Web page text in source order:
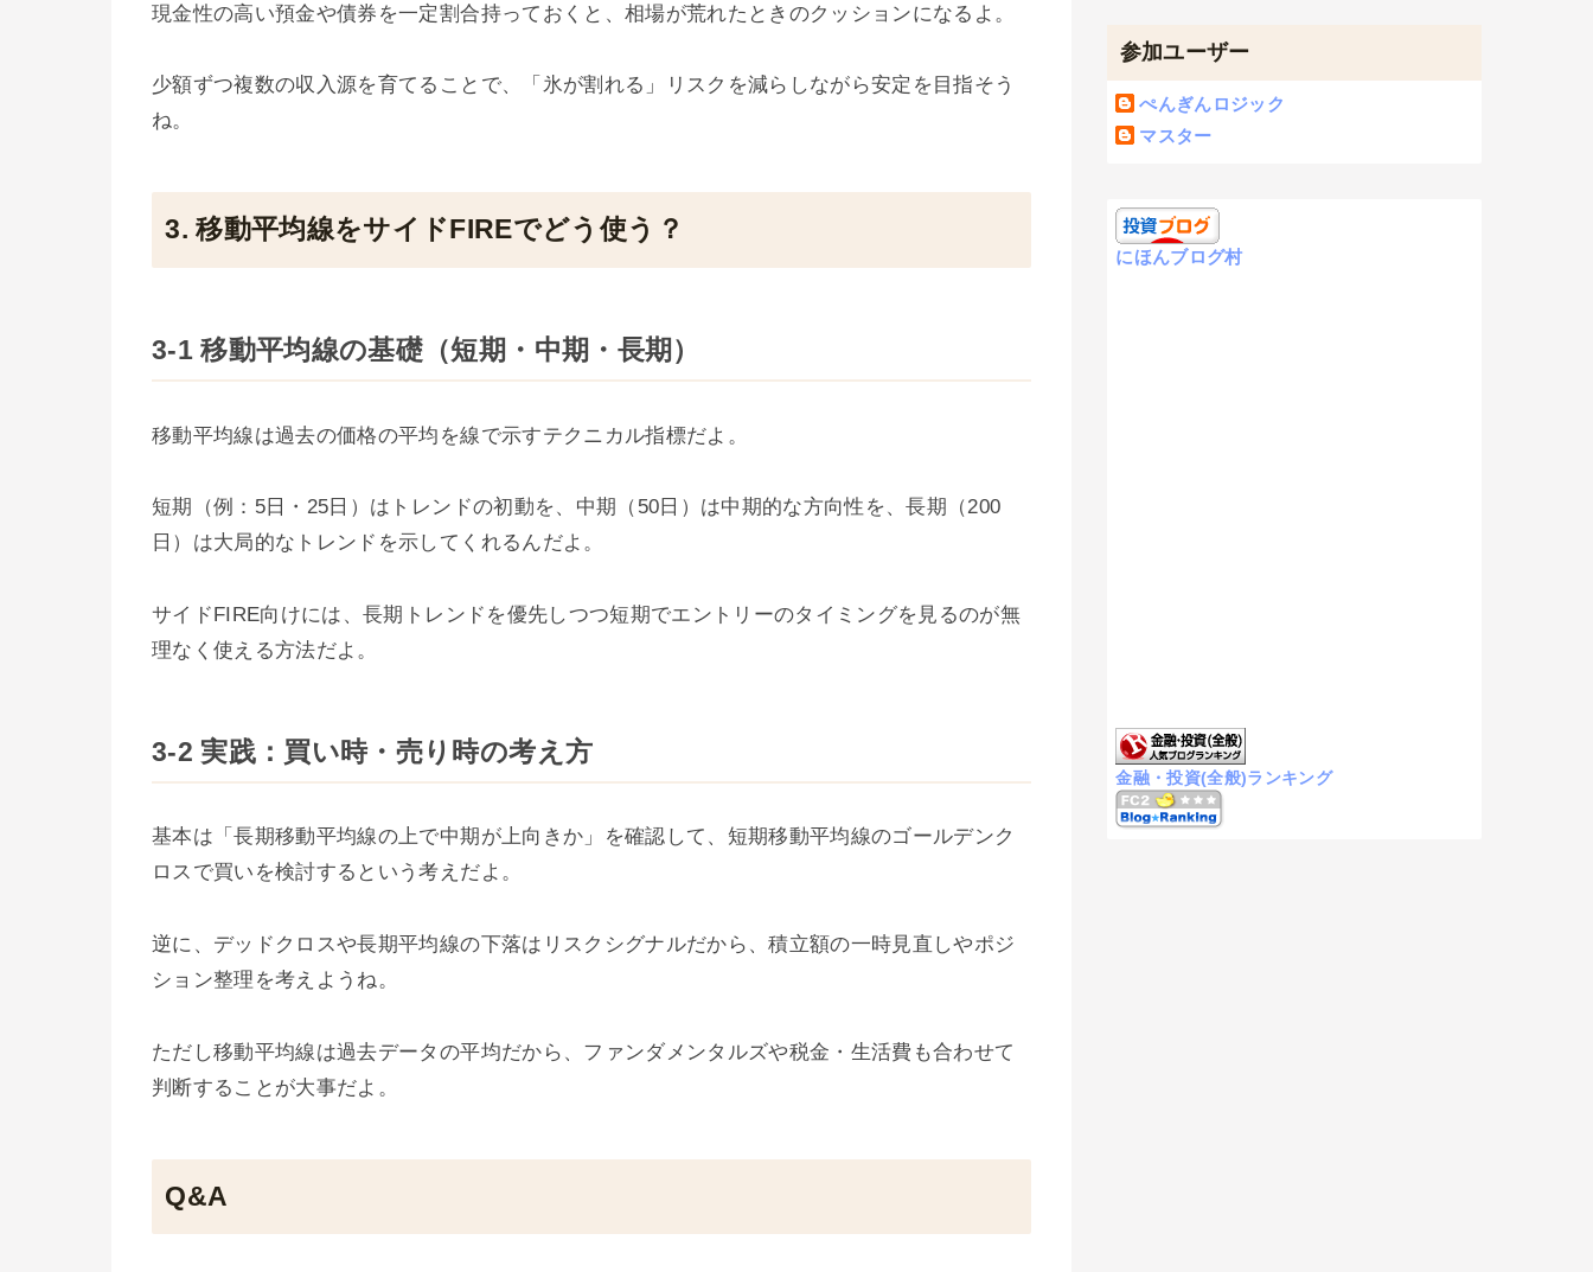
現金性の高い預金や債券を一定割合持っておくと、相場が荒れたときのクッションになるよ。
少額ずつ複数の収入源を育てることで、「氷が割れる」リスクを減らしながら安定を目指そう
ね。
3. 移動平均線をサイドFIREでどう使う？
3-1 移動平均線の基礎（短期・中期・長期）
移動平均線は過去の価格の平均を線で示すテクニカル指標だよ。
短期（例：5日・25日）はトレンドの初動を、中期（50日）は中期的な方向性を、長期（200
日）は大局的なトレンドを示してくれるんだよ。
サイドFIRE向けには、長期トレンドを優先しつつ短期でエントリーのタイミングを見るのが無
理なく使える方法だよ。
3-2 実践：買い時・売り時の考え方
基本は「長期移動平均線の上で中期が上向きか」を確認して、短期移動平均線のゴールデンク
ロスで買いを検討するという考えだよ。
逆に、デッドクロスや長期平均線の下落はリスクシグナルだから、積立額の一時見直しやポジ
ション整理を考えようね。
ただし移動平均線は過去データの平均だから、ファンダメンタルズや税金・生活費も合わせて
判断することが大事だよ。
Q&A
参加ユーザー
ぺんぎんロジック
マスター
にほんブログ村
金融・投資(全般)ランキング